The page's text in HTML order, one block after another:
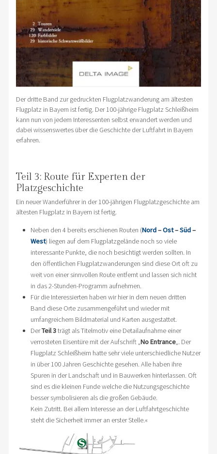
Der dritte Band zur gedruckten Flugplatzwanderung am ältesten
Flugplatz in Bayern ist fertig. Der 100-jährige Flugplatz Schleißheim
kann nun von jedem Interessenten selbst erwandert werden und
dabei wissenswertes über die Geschichte der Luftfahrt in Bayern
erfahren.
Teil 3: Route für Experten der
Platzgeschichte
Ein neuer Wanderführer in der 100-jährigen Flugplatzgeschichte am
ältesten Flugplatz in Bayern ist fertig.
Neben den 4 bereits erschienen Routen (Nord–Ost–Süd–
West) liegen auf dem Flugplatzgelände noch so viele
interessante Punkte, die noch besichtigt werden sollten. In
den öffentlichen Flugplatzwanderungen sind diese Ort oft zu
weit von einer sinnvollen Route entfernt und lassen sich nicht
in das 2-Stunden-Programm aufnehmen.
Für die Interessierten haben wir hier in dem neuen dritten
Band diese Orte zusammengeführt und wieder mit
umfangreichem Bildmaterial und Karten ausgestattet.
DerTeil 3trägt als Titelmotiv eine Detailaufnahme einer
verrosteten Eisentüre mit der Aufschrift „No Entrance„. Der
Flugplatz Schleißheim hatte sehr viele unterschiedliche Nutzer
in über 100 Jahren Geschichte gesehen. Alle haben ihre
Spuren in der Landschaft und in Bauwerken hinterlassen. Oft
sind es die kleinen Funde welche die Nutzungsgeschichte
besser symbolisieren als die großen Gebäude.
Kein Zutritt. Bei allem Interesse an der Luftfahrtgeschichte
steht die Sicherheit immer an erster Stelle.«